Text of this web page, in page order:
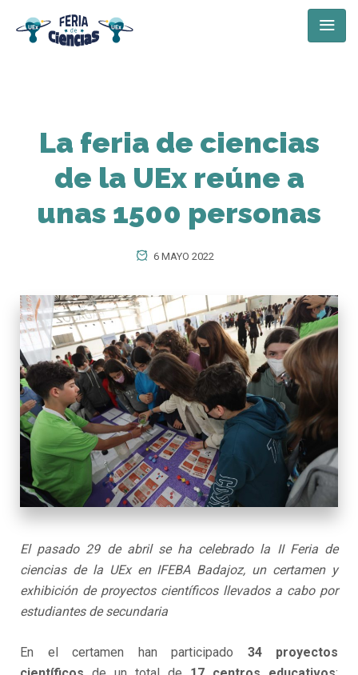
La feria de ciencias
de la UEx reúne a
unas 1500 personas
6 MAYO 2022
El pasado 29 de abril se ha celebrado la II Feria de
ciencias de la UEx en IFEBA Badajoz, un certamen y
exhibición de proyectos científicos llevados a cabo por
estudiantes de secundaria
En el certamen han participado 34 proyectos